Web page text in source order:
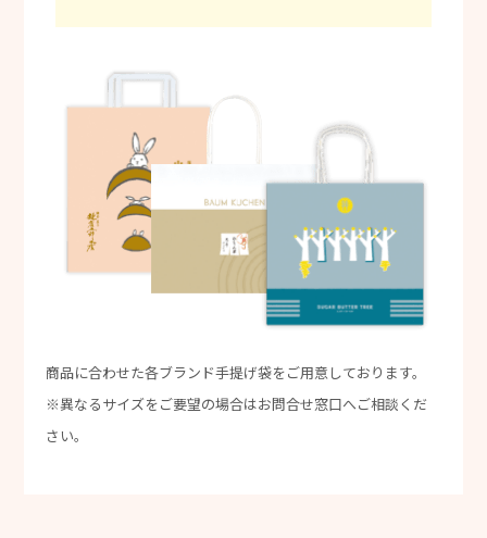
商品に合わせた各ブランド手提げ袋をご用意しております。
※異なるサイズをご要望の場合はお問合せ窓口へご相談くだ
さい。